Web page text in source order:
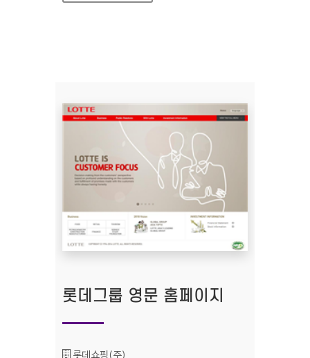
롯데그룹 영문 홈페이지
기관명 :
롯데쇼핑(주)